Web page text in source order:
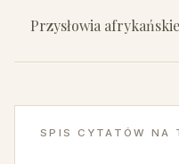
Przysłowia afrykańskie
SPIS CYTATÓW NA